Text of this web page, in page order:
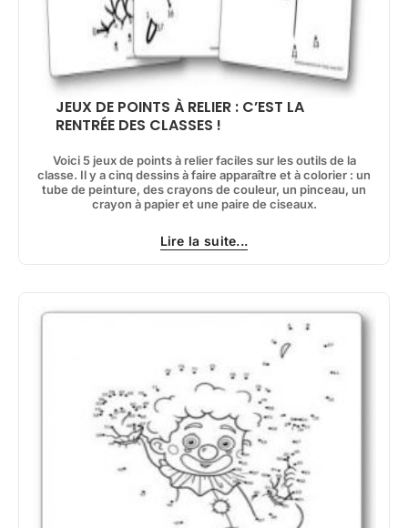
JEUX DE POINTS À RELIER : C’EST LA
RENTRÉE DES CLASSES !
Voici 5 jeux de points à relier faciles sur les outils de la
classe. Il y a cinq dessins à faire apparaître et à colorier : un
tube de peinture, des crayons de couleur, un pinceau, un
crayon à papier et une paire de ciseaux.
Lire la suite...